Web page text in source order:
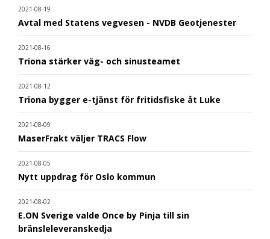
2021-08-19
Avtal med Statens vegvesen - NVDB Geotjenester
2021-08-16
Triona stärker väg- och sinusteamet
2021-08-12
Triona bygger e-tjänst för fritidsfiske åt Luke
2021-08-09
MaserFrakt väljer TRACS Flow
2021-08-05
Nytt uppdrag för Oslo kommun
2021-08-02
E.ON Sverige valde Once by Pinja till sin
bränsleleveranskedja